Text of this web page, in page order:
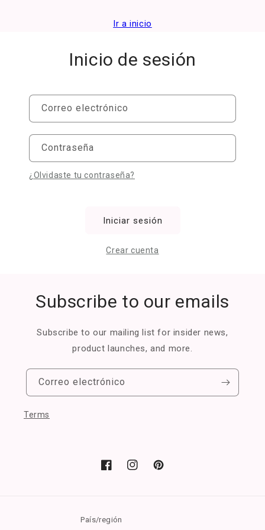
Ir a inicio
Inicio de sesión
Correo electrónico
Contraseña
¿Olvidaste tu contraseña?
Iniciar sesión
Crear cuenta
Subscribe to our emails
Subscribe to our mailing list for insider news,
product launches, and more.
Correo electrónico
Terms
FacebookInstagramPinterest
País/región